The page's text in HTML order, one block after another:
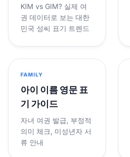
KIM vs GIM? 실제 여
권 데이터로 보는 대한
민국 성씨 표기 트렌드
FAMILY
아이 이름 영문 표
기 가이드
자녀 여권 발급, 부정적
의미 체크, 미성년자 서
류 안내